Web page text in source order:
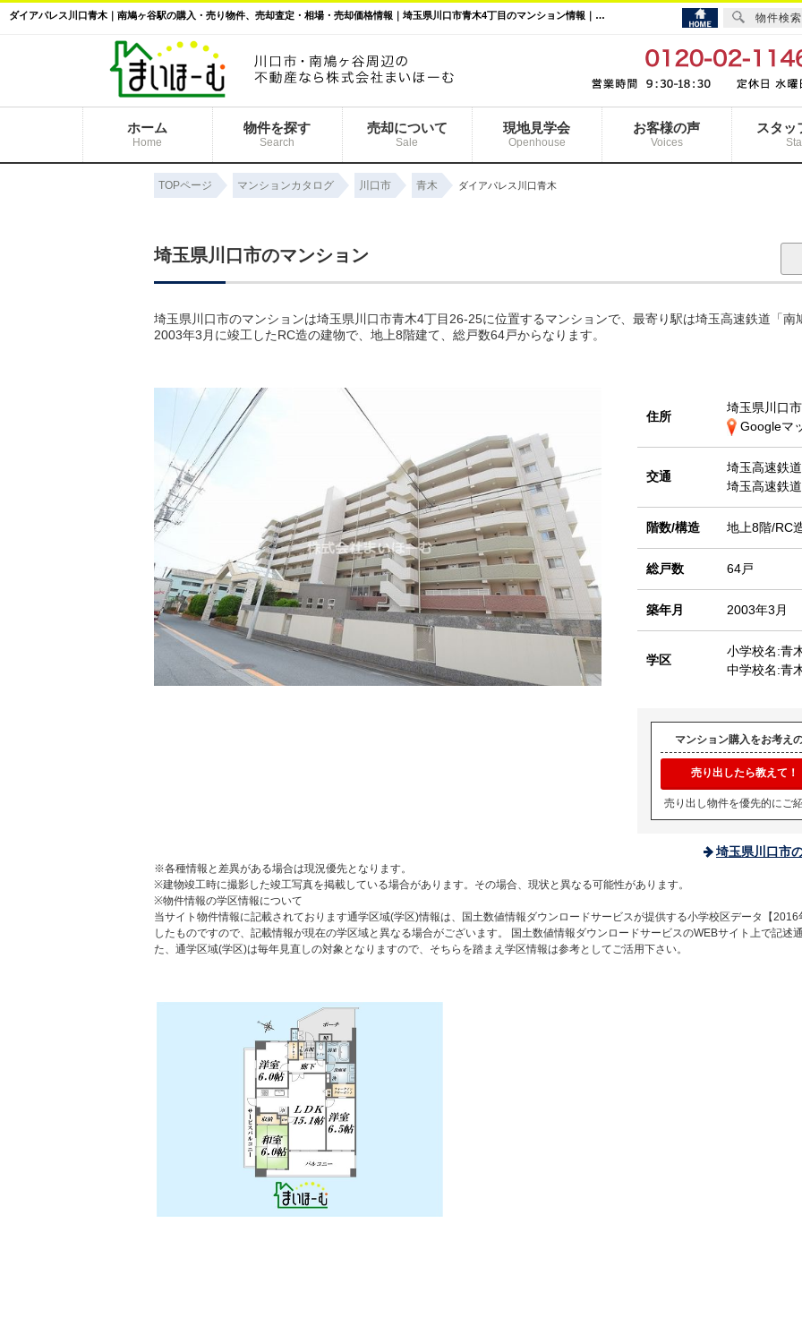
ダイアパレス川口青木｜南鳩ヶ谷駅の購入・売り物件、売却査定・相場・売却価格情報｜埼玉県川口市青木4丁目のマンション情報｜まいほーむ
ホーム
Home
物件を探す
Search
売却について
Sale
現地見学会
Openhouse
お客様の声
Voices
スタッ
TOPページ マンションカタログ 川口市 青木 ダイアパレス川口青木
埼玉県川口市のマンション
埼玉県川口市のマンションは埼玉県川口市青木4丁目26-25に位置するマンションで、最寄り駅は埼玉高速鉄道「南
2003年3月に竣工したRC造の建物で、地上8階建て、総戸数64戸からなります。
住所
埼玉県川口
Googleマ
交通
埼玉高速鉄道
埼玉高速鉄道
階数/構造 地上8階/RC
総戸数 64戸
築年月 2003年3月
学区
小学校名:青
中学校名:青
マンション購入をお考え
売り出したら教えて！
売り出し物件を優先的にご
埼玉県川口市
※各種情報と差異がある場合は現況優先となります。
※建物竣工時に撮影した竣工写真を掲載している場合があります。その場合、現状と異なる可能性があります。
※物件情報の学区情報について
当サイト物件情報に記載されております通学区域(学区)情報は、国土数値情報ダウンロードサービスが提供する小学校区データ【
したものですので、記載情報が現在の学区域と異なる場合がございます。 国土数値情報ダウンロードサービスのWEBサイト上で記述
た、通学区域(学区)は毎年見直しの対象となりますので、そちらを踏まえ学区情報は参考としてご活用下さい。
物件検索